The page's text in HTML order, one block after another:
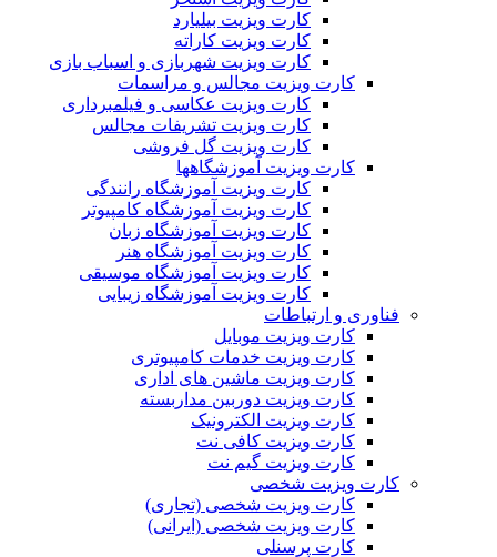
کارت ویزیت بیلیارد
کارت ویزیت کاراته
کارت ویزیت شهربازی و اسباب بازی
کارت ویزیت مجالس و مراسمات
کارت ویزیت عکاسی و فیلمبرداری
کارت ویزیت تشریفات مجالس
کارت ویزیت گل فروشی
کارت ویزیت آموزشگاهها
کارت ویزیت آموزشگاه رانندگی
کارت ویزیت آموزشگاه کامپیوتر
کارت ویزیت آموزشگاه زبان
کارت ویزیت آموزشگاه هنر
کارت ویزیت آموزشگاه موسیقی
کارت ویزیت آموزشگاه زیبایی
فناوری و ارتباطات
کارت ویزیت موبایل
کارت ویزیت خدمات کامپیوتری
کارت ویزیت ماشین های اداری
کارت ویزیت دوربین مداربسته
کارت ویزیت الکترونیک
کارت ویزیت کافی نت
کارت ویزیت گیم نت
کارت ویزیت شخصی
کارت ویزیت شخصی (تجاری)
کارت ویزیت شخصی (ایرانی)
کارت پرسنلی